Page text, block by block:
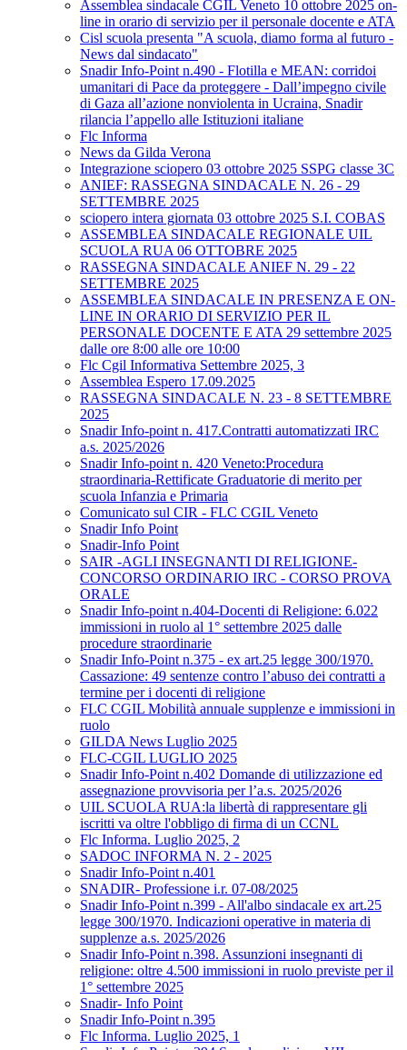
Assemblea sindacale CGIL Veneto 10 ottobre 2025 on-
line in orario di servizio per il personale docente e ATA
Cisl scuola presenta "A scuola, diamo forma al futuro -
News dal sindacato"
Snadir Info-Point n.490 - Flotilla e MEAN: corridoi
umanitari di Pace da proteggere - Dall’impegno civile
di Gaza all’azione nonviolenta in Ucraina, Snadir
rilancia l’appello alle Istituzioni italiane
Flc Informa
News da Gilda Verona
Integrazione sciopero 03 ottobre 2025 SSPG classe 3C
ANIEF: RASSEGNA SINDACALE N. 26 - 29
SETTEMBRE 2025
sciopero intera giornata 03 ottobre 2025 S.I. COBAS
ASSEMBLEA SINDACALE REGIONALE UIL
SCUOLA RUA 06 OTTOBRE 2025
RASSEGNA SINDACALE ANIEF N. 29 - 22
SETTEMBRE 2025
ASSEMBLEA SINDACALE IN PRESENZA E ON-
LINE IN ORARIO DI SERVIZIO PER IL
PERSONALE DOCENTE E ATA 29 settembre 2025
dalle ore 8:00 alle ore 10:00
Flc Cgil Informativa Settembre 2025, 3
Assemblea Espero 17.09.2025
RASSEGNA SINDACALE N. 23 - 8 SETTEMBRE
2025
Snadir Info-point n. 417.Contratti automatizzati IRC
a.s. 2025/2026
Snadir Info-point n. 420 Veneto:Procedura
straordinaria-Rettificate Graduatorie di merito per
scuola Infanzia e Primaria
Comunicato sul CIR - FLC CGIL Veneto
Snadir Info Point
Snadir-Info Point
SAIR -AGLI INSEGNANTI DI RELIGIONE-
CONCORSO ORDINARIO IRC - CORSO PROVA
ORALE
Snadir Info-point n.404-Docenti di Religione: 6.022
immissioni in ruolo al 1° settembre 2025 dalle
procedure straordinarie
Snadir Info-Point n.375 - ex art.25 legge 300/1970.
Cassazione: 49 sentenze contro l’abuso dei contratti a
termine per i docenti di religione
FLC CGIL Mobilità annuale supplenze e immissioni in
ruolo
GILDA News Luglio 2025
FLC-CGIL LUGLIO 2025
Snadir Info-Point n.402 Domande di utilizzazione ed
assegnazione provvisoria per l’a.s. 2025/2026
UIL SCUOLA RUA:la libertà di rappresentare gli
iscritti va oltre l'obbligo di firma di un CCNL
Flc Informa. Luglio 2025, 2
SADOC INFORMA N. 2 - 2025
Snadir Info-Point n.401
SNADIR- Professione i.r. 07-08/2025
Snadir Info-Point n.399 - All'albo sindacale ex art.25
legge 300/1970. Indicazioni operative in materia di
supplenze a.s. 2025/2026
Snadir Info-Point n.398. Assunzioni insegnanti di
religione: oltre 4.500 immissioni in ruolo previste per il
1° settembre 2025
Snadir- Info Point
Snadir Info-Point n.395
Flc Informa. Luglio 2025, 1